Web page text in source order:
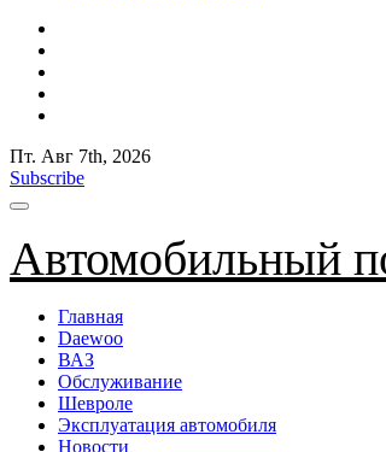
Пт. Авг 7th, 2026
Subscribe
Автомобильный
Главная
Daewoo
ВАЗ
Обслуживание
Шевроле
Эксплуатация автомобиля
Новости